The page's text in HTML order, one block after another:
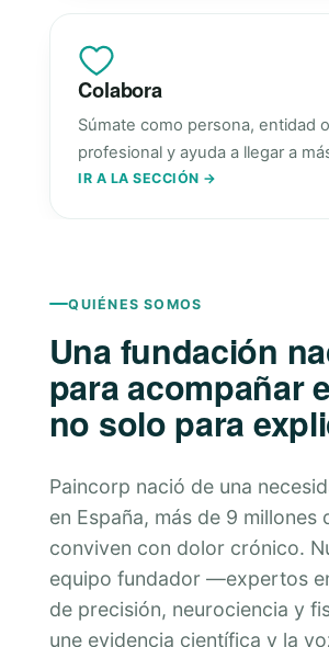
Colabora
Súmate como persona, entidad o
profesional y ayuda a llegar a
IR A LA SECCIÓN →
QUIÉNES SOMOS
Una fundación
para acompañar
no solo para
Paincorp nació de una
en España, más de 9 millones
conviven con dolor crónico.
equipo fundador —expertos
de precisión, neurociencia y
une evidencia científica y la